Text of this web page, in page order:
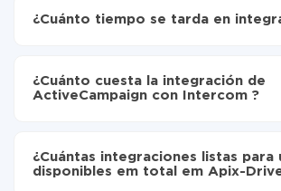
Elija qué datos transferir de
Ahora los datos se transferirán
de ActiveCampaign a Intercom
¿Cuánto tiempo se tarda en
oscilar entre 5 y 30 minutos. En
configuración tarda entre 10 y 15
¿Cuánto cuesta la integración de
ActiveCampaign con Intercom ?
tarifas. Usted solo paga por la cantidad
realmente se transfieren de uno de sus
¿Cuántas integraciones listas para
disponibles em total em Apix-